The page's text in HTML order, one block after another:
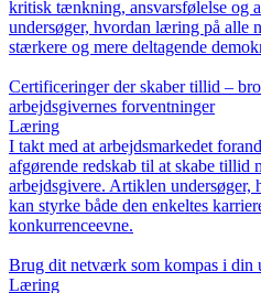
kritisk tænkning, ansvarsfølelse og
undersøger, hvordan læring på alle
stærkere og mere deltagende
Certificeringer der skaber tillid –
arbejdsgivernes forventninger
Læring
I takt med at arbejdsmarkedet
afgørende redskab til at skabe tillid
arbejdsgivere. Artiklen undersøger,
kan styrke både den enkeltes
konkurrenceevne.
Brug dit netværk som kompas i din
Læring